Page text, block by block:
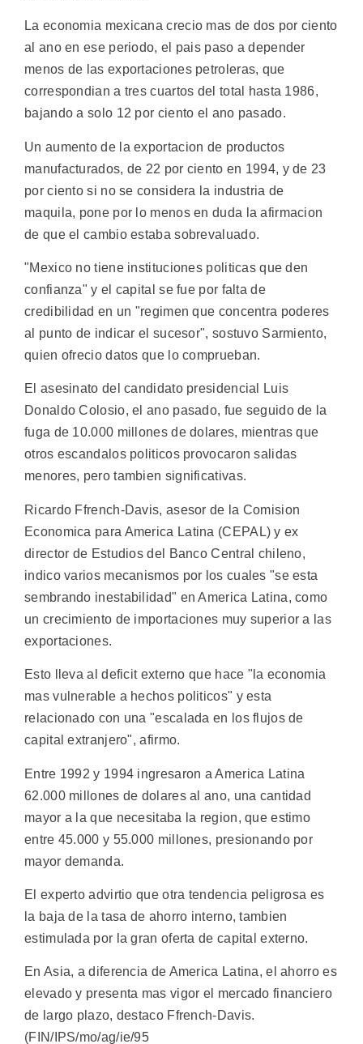
La economia mexicana crecio mas de dos por ciento
al ano en ese periodo, el pais paso a depender
menos de las exportaciones petroleras, que
correspondian a tres cuartos del total hasta 1986,
bajando a solo 12 por ciento el ano pasado.
Un aumento de la exportacion de productos
manufacturados, de 22 por ciento en 1994, y de 23
por ciento si no se considera la industria de
maquila, pone por lo menos en duda la afirmacion
de que el cambio estaba sobrevaluado.
"Mexico no tiene instituciones politicas que den
confianza" y el capital se fue por falta de
credibilidad en un "regimen que concentra poderes
al punto de indicar el sucesor", sostuvo Sarmiento,
quien ofrecio datos que lo comprueban.
El asesinato del candidato presidencial Luis
Donaldo Colosio, el ano pasado, fue seguido de la
fuga de 10.000 millones de dolares, mientras que
otros escandalos politicos provocaron salidas
menores, pero tambien significativas.
Ricardo Ffrench-Davis, asesor de la Comision
Economica para America Latina (CEPAL) y ex
director de Estudios del Banco Central chileno,
indico varios mecanismos por los cuales "se esta
sembrando inestabilidad" en America Latina, como
un crecimiento de importaciones muy superior a las
exportaciones.
Esto lleva al deficit externo que hace "la economia
mas vulnerable a hechos politicos" y esta
relacionado con una "escalada en los flujos de
capital extranjero", afirmo.
Entre 1992 y 1994 ingresaron a America Latina
62.000 millones de dolares al ano, una cantidad
mayor a la que necesitaba la region, que estimo
entre 45.000 y 55.000 millones, presionando por
mayor demanda.
El experto advirtio que otra tendencia peligrosa es
la baja de la tasa de ahorro interno, tambien
estimulada por la gran oferta de capital externo.
En Asia, a diferencia de America Latina, el ahorro es
elevado y presenta mas vigor el mercado financiero
de largo plazo, destaco Ffrench-Davis.
(FIN/IPS/mo/ag/ie/95